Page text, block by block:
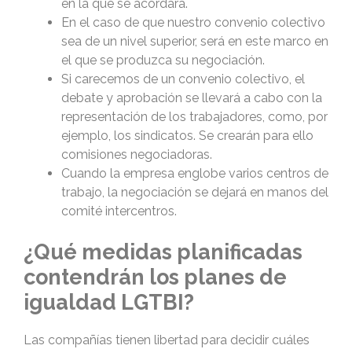
en la que se acordará.
En el caso de que nuestro convenio colectivo
sea de un nivel superior, será en este marco en
el que se produzca su negociación.
Si carecemos de un convenio colectivo, el
debate y aprobación se llevará a cabo con la
representación de los trabajadores, como, por
ejemplo, los sindicatos. Se crearán para ello
comisiones negociadoras.
Cuando la empresa englobe varios centros de
trabajo, la negociación se dejará en manos del
comité intercentros.
¿Qué medidas planificadas
contendrán los planes de
igualdad LGTBI?
Las compañías tienen libertad para decidir cuáles